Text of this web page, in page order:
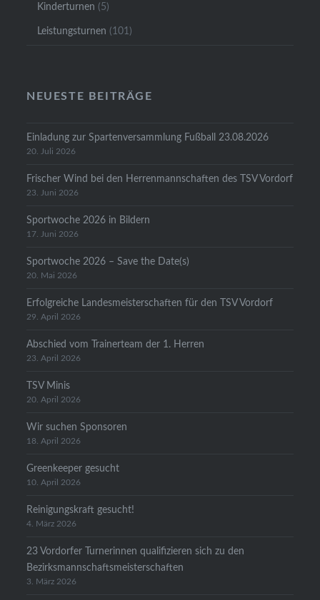
Kinderturnen (5)
Leistungsturnen (101)
NEUESTE BEITRÄGE
Einladung zur Spartenversammlung Fußball 23.08.2026
20. Juli 2026
Frischer Wind bei den Herrenmannschaften des TSV Vordorf
23. Juni 2026
Sportwoche 2026 in Bildern
17. Juni 2026
Sportwoche 2026 – Save the Date(s)
20. Mai 2026
Erfolgreiche Landesmeisterschaften für den TSV Vordorf
29. April 2026
Abschied vom Trainerteam der 1. Herren
23. April 2026
TSV Minis
20. April 2026
Wir suchen Sponsoren
18. April 2026
Greenkeeper gesucht
10. April 2026
Reinigungskraft gesucht!
4. März 2026
23 Vordorfer Turnerinnen qualifizieren sich zu den
Bezirksmannschaftsmeisterschaften
3. März 2026